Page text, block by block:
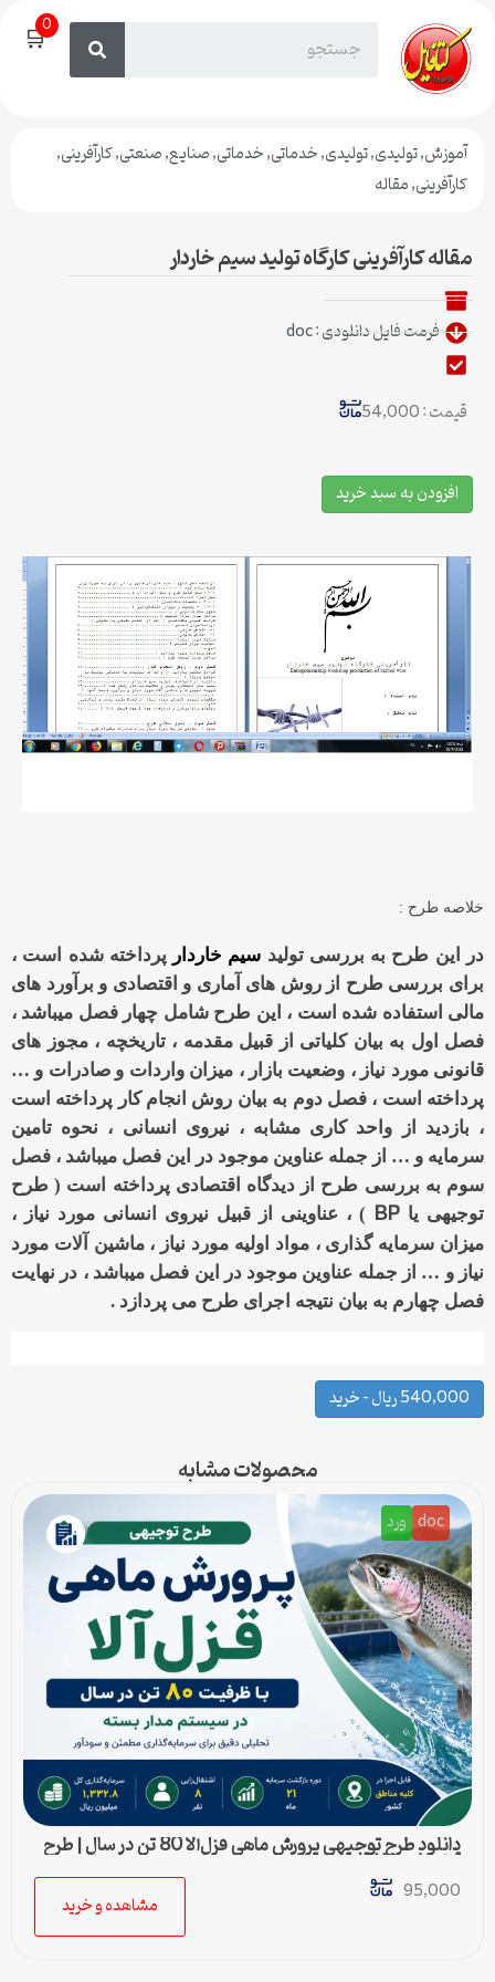
🛒0
آموزش,تولیدی,تولیدی,خدماتی,خدماتی,صنایع,صنعتی,کارآفرینی,
کارآفرینی,مقاله
مقاله کارآفرینی کارگاه تولید سیم خاردار
فرمت فایل دانلودی : doc
قیمت : 54,000
افزودن به سبد خرید
خلاصه طرح :
در این طرح به بررسی تولید سیم خاردار پرداخته شده است ،
برای بررسی طرح از روش های آماری و اقتصادی و برآورد های
مالی استفاده شده است ، این طرح شامل چهار فصل میباشد ،
فصل اول به بیان کلیاتی از قبیل مقدمه ، تاریخچه ، مجوز های
قانونی مورد نیاز ، وضعیت بازار ، میزان واردات و صادرات و …
پرداخته است ، فصل دوم به بیان روش انجام کار پرداخته است
، بازدید از واحد کاری مشابه ، نیروی انسانی ، نحوه تامین
سرمایه و … از جمله عناوین موجود در این فصل میباشد ، فصل
سوم به بررسی طرح از دیدگاه اقتصادی پرداخته است ( طرح
توجیهی یا BP ) ، عناوینی از قبیل نیروی انسانی مورد نیاز ،
میزان سرمایه گذاری ، مواد اولیه مورد نیاز ، ماشین آلات مورد
نیاز و … از جمله عناوین موجود در این فصل میباشد ، در نهایت
فصل چهارم به بیان نتیجه اجرای طرح می پردازد .
540,000 ریال – خرید
محصولات مشابه
doc ورد
دانلود طرح توجیهی پرورش ماهی قزل‌آلا 80 تن در سال | طرح
آماده Word قابل ویرایش
95,000
مشاهده و خرید